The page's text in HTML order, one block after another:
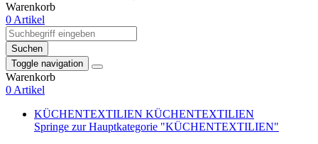
Warenkorb
0 Artikel
Suchen
Toggle navigation
Warenkorb
0 Artikel
KÜCHENTEXTILIEN KÜCHENTEXTILIEN
Springe zur Hauptkategorie "KÜCHENTEXTILIEN"